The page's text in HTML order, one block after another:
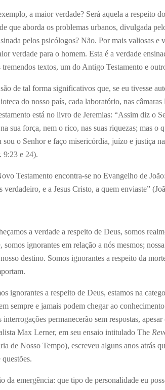
a maior verdade? Será aquela a respeito
que aborda os problemas urbanos, divulgada
pelos psicólogos? Não. Por mais valiosas e
verdade para o homem. Esta é a verdade
tremendos textos, um do Antigo Testamento e
de tal forma significativos que, se eu tivesse
do nosso país, cada laboratório, nas
está no livro de Jeremias: “Assim diz o
sua força, nem o rico, nas suas riquezas; mas o
sou o Senhor e faço misericórdia, juízo e justiça
9:23 e 24).
Testamento encontra-se no Evangelho de
verdadeiro, e a Jesus Cristo, a quem enviaste”
a verdade a respeito de Deus, somos
somos ignorantes em relação a nós mesmos;
destino. Somos ignorantes a respeito da
ignorantes a respeito de Deus, estamos na
sempre e jamais podem chegar ao
interrogações permanecerão sem respostas,
Max Lerner, em seu ensaio intitulado The
de Nosso Tempo), escreveu alguns anos atrás
da emergência: que tipo de personalidade eu